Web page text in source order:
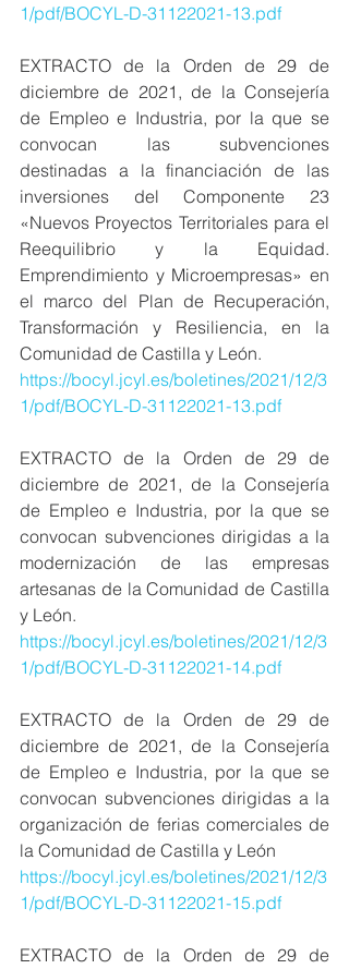
1/pdf/BOCYL-D-31122021-13.pdf
EXTRACTO de la Orden de 29 de
diciembre de 2021, de la Consejería
de Empleo e Industria, por la que se
convocan las subvenciones
destinadas a la financiación de las
inversiones del Componente 23
«Nuevos Proyectos Territoriales para el
Reequilibrio y la Equidad.
Emprendimiento y Microempresas» en
el marco del Plan de Recuperación,
Transformación y Resiliencia, en la
Comunidad de Castilla y León.
https://bocyl.jcyl.es/boletines/2021/12/3
1/pdf/BOCYL-D-31122021-13.pdf
EXTRACTO de la Orden de 29 de
diciembre de 2021, de la Consejería
de Empleo e Industria, por la que se
convocan subvenciones dirigidas a la
modernización de las empresas
artesanas de la Comunidad de Castilla
y León.
https://bocyl.jcyl.es/boletines/2021/12/3
1/pdf/BOCYL-D-31122021-14.pdf
EXTRACTO de la Orden de 29 de
diciembre de 2021, de la Consejería
de Empleo e Industria, por la que se
convocan subvenciones dirigidas a la
organización de ferias comerciales de
la Comunidad de Castilla y León
https://bocyl.jcyl.es/boletines/2021/12/3
1/pdf/BOCYL-D-31122021-15.pdf
EXTRACTO de la Orden de 29 de